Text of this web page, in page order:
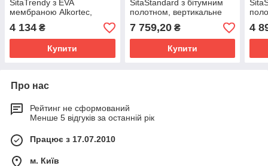
SitaTrendy з EVA
мембраною Alkortec,
вертикальне під'єднання
DN100 мм, без
електрообогрівання
4 134 ₴
Купити
SitaStandard з бітумним
полотном, вертикальне
під'єднання DN100 мм, з
електрообогрівом
7 759,20₴
Купити
4
Про нас
Рейтинг не сформований
Менше 5 відгуків за останній рік
Працює з 17.07.2010
м. Київ